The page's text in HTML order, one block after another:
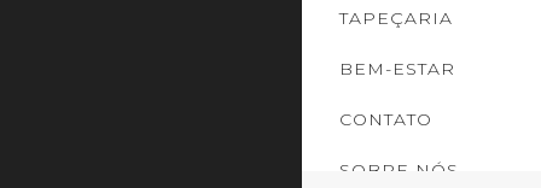
TAPEÇARIA
BEM-ESTAR
CONTATO
SOBRE NÓS